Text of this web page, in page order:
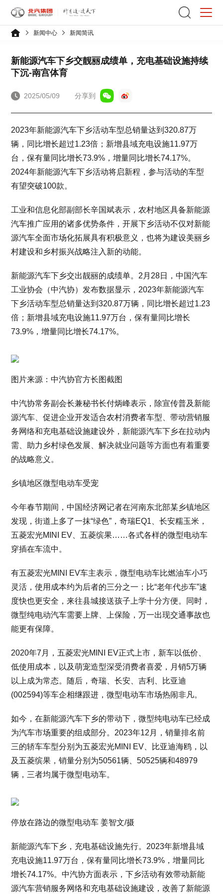
新闻中心 新闻简讯
新能源汽车下乡交靓丽成绩单，充电基础设施持续
下沉-南宫体育
2025/05/09 分享到
2023年新能源汽车下乡活动车型总销量达到320.87万
辆，同比增长超过1.23倍；新增县域充电设施11.97万
台，保有量同比增长73.9%，增量同比增长74.17%。
2024年新能源汽车下乡活动将启新程，参与活动的车型
有望突破100款。
工业和信息化部副部长辛国斌表示，农村地区具备新能源
汽车推广应用的诸多优势条件，开展下乡活动不仅对新能
源汽车全面市场化拓展具有积极意义，也将为建设美丽乡
村建设和乡村振兴战略注入新的动能。
新能源汽车下乡交出靓丽的成绩单。2月28日，中国汽车
工业协会（中汽协）发布数据显示，2023年新能源汽车
下乡活动车型总销量达到320.87万辆，同比增长超过1.23
倍；新增县域充电设施11.97万台，保有量同比增长
73.9%，增量同比增长74.17%。
图片来源：中汽协官方长图截图
中汽协常务副会长兼秘书长付炳峰表示，除宣传普及新能
源汽车、促进企业开发适合农村消费者车型、带动营销服
务网络和充电基础设施建设外，新能源汽车下乡在拉动内
需、助力乡村绿色发展、解决就业问题等方面也有着重要
的战略意义。
乡镇地区微型电动车受宠
今年春节期间，中国经济网记者在河南东北部某乡镇地区
发现，街道上多了一抹“绿色”，奇瑞EQ1、长安糯玉米，
五菱宏光MINI EV、五菱缤果……各式各样的微型电动车
穿插在车流中。
有五菱宏光MINI EV车主表示，微型电动车比燃油车小巧
灵活，使用成本约为后者的三分之一；比“老年代步车”速
度快也更安全，来往县城接送孩子上学十分方便。同时，
微型纯电动汽车需要上牌、上保险，万一出现交通事故也
能更有保障。
2020年7月，五菱宏光MINI EV正式上市，新车以低价、
低使用成本，以及萌宠造型深受消费者喜爱，月销5万辆
以上成为常态。随后，奇瑞、长安、吉利、比亚迪
(002594)等车企相继跟进，微型电动车市场热闹非凡。
如今，在新能源汽车下乡的带动下，微型纯电动车已经成
为汽车市场重要的组成部分。2023年12月，销量排名前
三的轿车车型分别为五菱宏光MINI EV、比亚迪海鸥，以
及五菱缤果，销量分别为50561辆、50525辆和48979
辆，三者均属于微型电动车。
停放在路边的微型电动车 姜智文/摄
新能源汽车下乡，充电基础设施先行。2023年新增县域
充电设施11.97万台，保有量同比增长73.9%，增量同比
增长74.17%。中汽协方面表示，下乡活动有效带动新能
源汽车营销服务网络和充电基础设施建设，改善了新能源